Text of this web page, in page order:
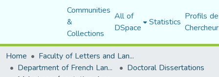
Communities
&
Collections
All of
DSpace Statistics Profils
Home
Faculty of Letters and Languages
Department of French Language and Literature Doctoral Dissertations